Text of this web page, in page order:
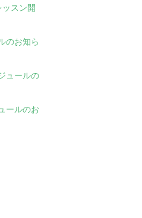
スン開
のお知ら
ュールの
ールのお